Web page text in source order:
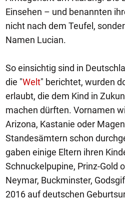
Einsehen – und benannten
nicht nach dem Teufel,
Namen Lucian.
So einsichtig sind in
die "Welt" berichtet, wurden
erlaubt, die dem Kind in
machen dürften. Vornamen
Arizona, Kastanie oder
Standesämtern schon
gaben einige Eltern ihren
Schnuckelpupine, Prinz-Gold
Neymar, Buckminster,
2016 auf deutschen